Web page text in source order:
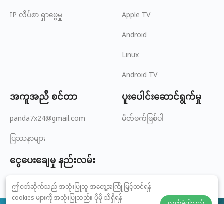
IP လိပ်စာ ရှာဖွေမှု Apple TV
Android
Linux
Android TV
အကူအညီ စင်တာ
panda7x24@gmail.com
ပြဿနာများ
ပူးပေါင်းဆောင်ရွက်မှု
မိတ်ဖက်ဖြစ်ပါ
ငွေပေးချေမှု နည်းလမ်း
ဤဝဘ်ဆိုက်သည် အသုံးပြုသူ အတွေ့အကြုံ မြှင့်တင်ရန်
cookies များကို အသုံးပြုသည်။ ပိုမို သိရှိရန်